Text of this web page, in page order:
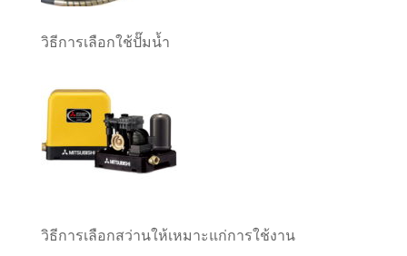
วิธีการเลือกใช้ปั๊มน้ำ
วิธีการเลือกสว่านให้เหมาะแก่การใช้งาน